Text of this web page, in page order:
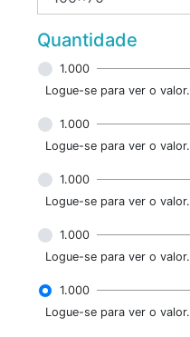
Quantidade
1.000
Logue-se para ver o valor.
1.000
Logue-se para ver o valor.
1.000
Logue-se para ver o valor.
1.000
Logue-se para ver o valor.
1.000
Logue-se para ver o valor.